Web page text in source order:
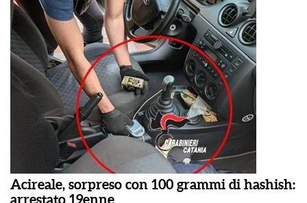
Acireale, sorpreso con 100 grammi di hashish:
arrestato 19enne